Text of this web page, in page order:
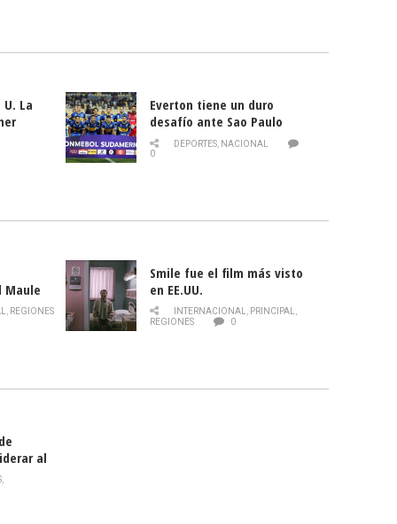
La
Everton tiene un duro
desafío ante Sao Paulo
DEPORTES, NACIONAL
0
Maule
de la
, REGIONES
Smile fue el film más visto
en EE.UU.
INTERNACIONAL, PRINCIPAL,
REGIONES
0
al
,